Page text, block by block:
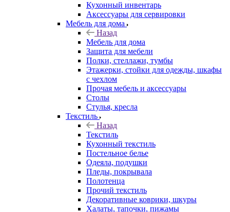
Кухонный инвентарь
Аксессуары для сервировки
Мебель для дома
Назад
Мебель для дома
Защита для мебели
Полки, стеллажи, тумбы
Этажерки, стойки для одежды, шкафы
с чехлом
Прочая мебель и аксессуары
Столы
Стулья, кресла
Текстиль
Назад
Текстиль
Кухонный текстиль
Постельное белье
Одеяла, подушки
Пледы, покрывала
Полотенца
Прочий текстиль
Декоративные коврики, шкуры
Халаты, тапочки, пижамы